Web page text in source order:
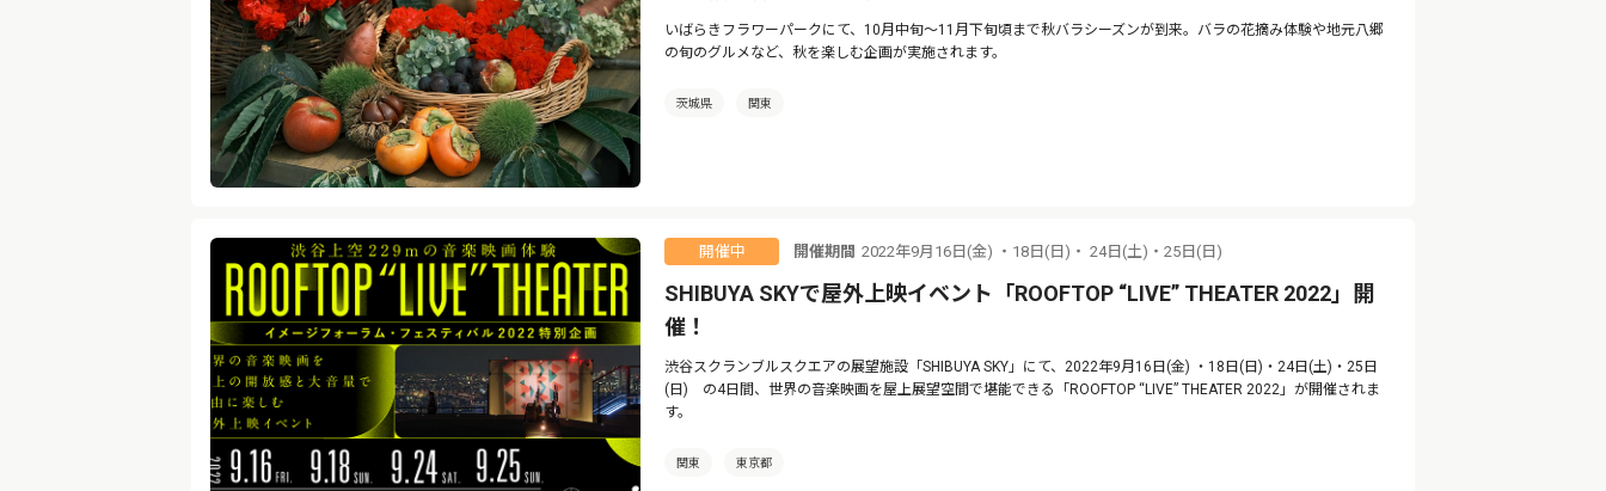
いばらきフラワーパークにて、10月中旬〜11月下旬頃まで秋バラシーズンが到来。バラの花摘み体験や地元八郷
の旬のグルメなど、秋を楽しむ企画が実施されます。
茨城県 関東
開催中 開催期間 2022年9月16日(金) ・18日(日)・ 24日(土)・25日(日)
SHIBUYA SKYで屋外上映イベント「ROOFTOP “LIVE” THEATER 2022」開
催！
渋谷スクランブルスクエアの展望施設「SHIBUYA SKY」にて、2022年9月16日(金) ・18日(日)・24日(土)・25日
(日) の4日間、世界の音楽映画を屋上展望空間で堪能できる「ROOFTOP “LIVE” THEATER 2022」が開催されま
す。
関東 東京都